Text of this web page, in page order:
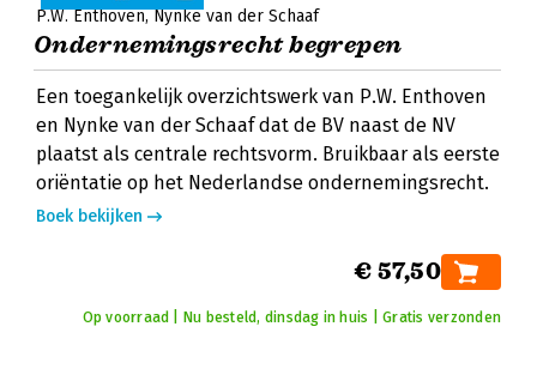
P.W. Enthoven Nynke van der Schaaf
Ondernemingsrecht begrepen
Een toegankelijk overzichtswerk van P.W. Enthoven
en Nynke van der Schaaf dat de BV naast de NV
plaatst als centrale rechtsvorm. Bruikbaar als eerste
oriëntatie op het Nederlandse ondernemingsrecht.
Boek bekijken
€ 57,50
Op voorraad | Nu besteld, dinsdag in huis | Gratis verzonden